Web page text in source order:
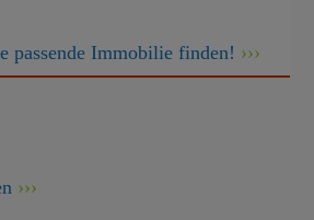
passende Immobilie finden!